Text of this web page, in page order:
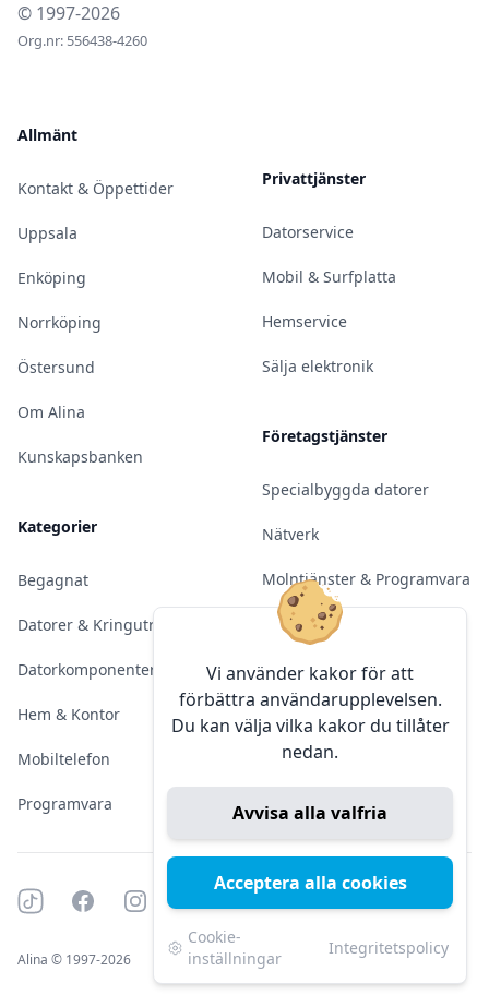
Vi använder kakor för att
förbättra användarupplevelsen.
Du kan välja vilka kakor du tillåter
nedan.
Avvisa alla valfria
Acceptera alla cookies
Cookie-
inställningar
Integritetspolicy
© 1997-2026
Org.nr: 556438-4260
Allmänt
Kontakt & Öppettider
Uppsala
Enköping
Norrköping
Östersund
Om Alina
Kunskapsbanken
Kategorier
Begagnat
Datorer & Kringutrustning
Datorkomponenter
Hem & Kontor
Mobiltelefon
Programvara
Privattjänster
Datorservice
Mobil & Surfplatta
Hemservice
Sälja elektronik
Företagstjänster
Specialbyggda datorer
Nätverk
Molntjänster & Programvara
Server & Backup
Kameraövervakning
Konferens & Public Display
Sälja elektronik
Tiktok FacebookInstagram
Alina © 1997-2026